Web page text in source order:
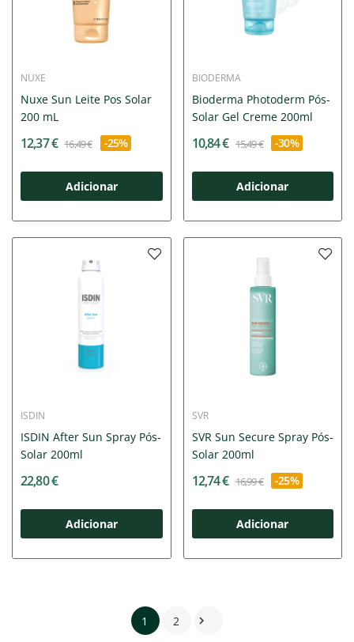
NUXE
Nuxe Sun Leite Pos Solar
200 mL
12,37 € 16,49 € -25%
Adicionar
BIODERMA
Bioderma Photoderm Pós-
Solar Gel Creme 200ml
10,84 € 15,49 € -30%
Adicionar
ISDIN
ISDIN After Sun Spray Pós-
Solar 200ml
22,80 €
Adicionar
SVR
SVR Sun Secure Spray Pós-
Solar 200ml
12,74 € 16,99 € -25%
Adicionar
1 2 